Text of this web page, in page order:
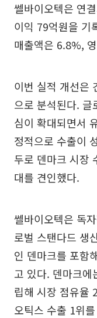
쎌바이오텍은 연
이익 79억원을 기
매출액은 6.8%,
이번 실적 개선은
으로 분석된다.
심이 확대되면서
정적으로 수출이
두로 덴마크 시장
대를 견인했다.
쎌바이오텍은 독
로벌 스탠다드 생
인 덴마크를 포함
고 있다. 덴마크에
립해 시장 점유율
오틱스 수출 1위